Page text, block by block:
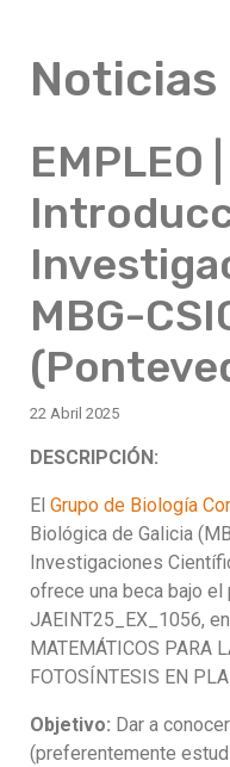
Noticias
EMPLEO
MBG-
22 Abril 2025
DESCRIPCIÓN:
El Grupo de Biología
Biológica de Galicia
Investigaciones
ofrece una beca bajo el
JAEINT25_EX_1056,
MATEMÁTICOS PARA
FOTOSÍNTESIS EN
Objetivo: Dar a
(preferentemente